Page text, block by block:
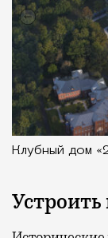
Клубный дом